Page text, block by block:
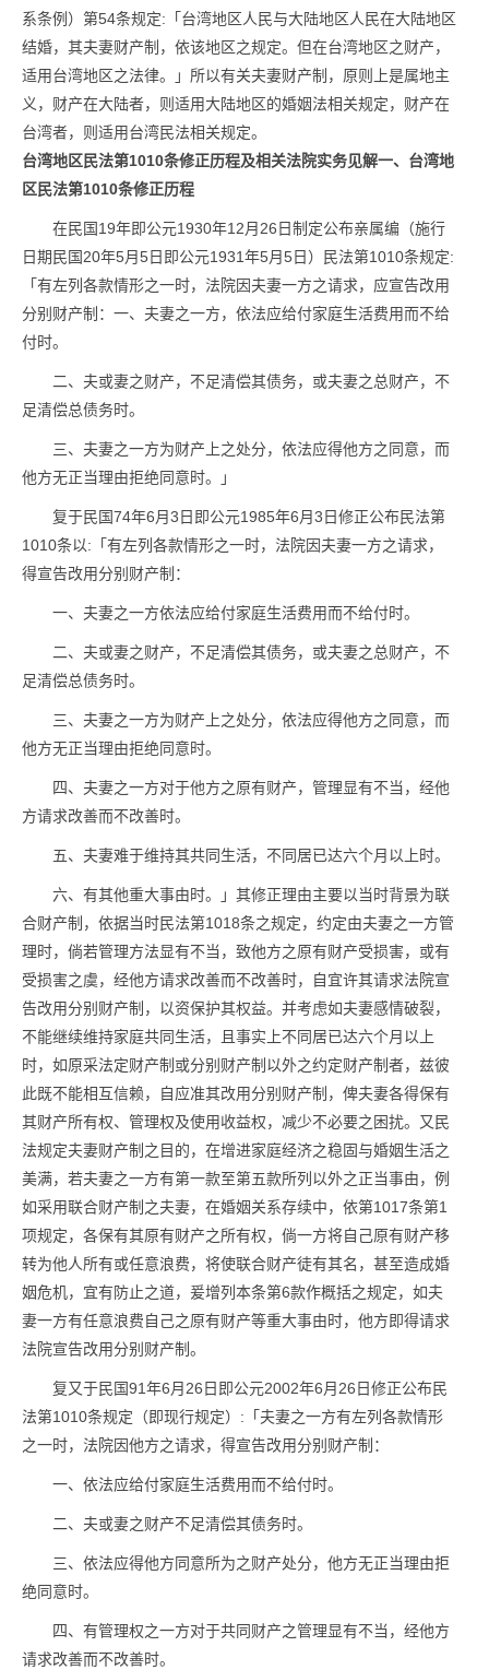
系条例）第54条规定:「台湾地区人民与大陆地区人民在大陆地区
结婚，其夫妻财产制，依该地区之规定。但在台湾地区之财产，
适用台湾地区之法律。」所以有关夫妻财产制，原则上是属地主
义，财产在大陆者，则适用大陆地区的婚姻法相关规定，财产在
台湾者，则适用台湾民法相关规定。
台湾地区民法第1010条修正历程及相关法院实务见解一、台湾地
区民法第1010条修正历程
在民国19年即公元1930年12月26日制定公布亲属编（施行
日期民国20年5月5日即公元1931年5月5日）民法第1010条规定:
「有左列各款情形之一时，法院因夫妻一方之请求，应宣告改用
分别财产制：一、夫妻之一方，依法应给付家庭生活费用而不给
付时。
二、夫或妻之财产，不足清偿其债务，或夫妻之总财产，不
足清偿总债务时。
三、夫妻之一方为财产上之处分，依法应得他方之同意，而
他方无正当理由拒绝同意时。」
复于民国74年6月3日即公元1985年6月3日修正公布民法第
1010条以:「有左列各款情形之一时，法院因夫妻一方之请求，
得宣告改用分别财产制：
一、夫妻之一方依法应给付家庭生活费用而不给付时。
二、夫或妻之财产，不足清偿其债务，或夫妻之总财产，不
足清偿总债务时。
三、夫妻之一方为财产上之处分，依法应得他方之同意，而
他方无正当理由拒绝同意时。
四、夫妻之一方对于他方之原有财产，管理显有不当，经他
方请求改善而不改善时。
五、夫妻难于维持其共同生活，不同居已达六个月以上时。
六、有其他重大事由时。」其修正理由主要以当时背景为联
合财产制，依据当时民法第1018条之规定，约定由夫妻之一方管
理时，倘若管理方法显有不当，致他方之原有财产受损害，或有
受损害之虞，经他方请求改善而不改善时，自宜许其请求法院宣
告改用分别财产制，以资保护其权益。并考虑如夫妻感情破裂，
不能继续维持家庭共同生活，且事实上不同居已达六个月以上
时，如原采法定财产制或分别财产制以外之约定财产制者，兹彼
此既不能相互信赖，自应准其改用分别财产制，俾夫妻各得保有
其财产所有权、管理权及使用收益权，减少不必要之困扰。又民
法规定夫妻财产制之目的，在增进家庭经济之稳固与婚姻生活之
美满，若夫妻之一方有第一款至第五款所列以外之正当事由，例
如采用联合财产制之夫妻，在婚姻关系存续中，依第1017条第1
项规定，各保有其原有财产之所有权，倘一方将自己原有财产移
转为他人所有或任意浪费，将使联合财产徒有其名，甚至造成婚
姻危机，宜有防止之道，爰增列本条第6款作概括之规定，如夫
妻一方有任意浪费自己之原有财产等重大事由时，他方即得请求
法院宣告改用分别财产制。
复又于民国91年6月26日即公元2002年6月26日修正公布民
法第1010条规定（即现行规定）:「夫妻之一方有左列各款情形
之一时，法院因他方之请求，得宣告改用分别财产制：
一、依法应给付家庭生活费用而不给付时。
二、夫或妻之财产不足清偿其债务时。
三、依法应得他方同意所为之财产处分，他方无正当理由拒
绝同意时。
四、有管理权之一方对于共同财产之管理显有不当，经他方
请求改善而不改善时。